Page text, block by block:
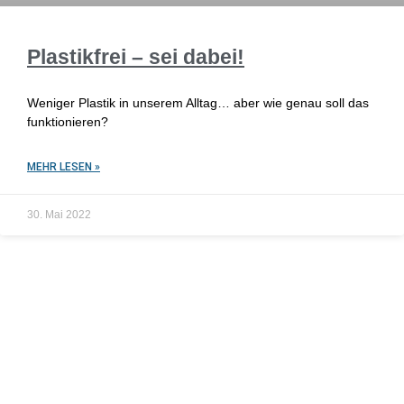
Plastikfrei – sei dabei!
Weniger Plastik in unserem Alltag… aber wie genau soll das
funktionieren?
MEHR LESEN »
30. Mai 2022